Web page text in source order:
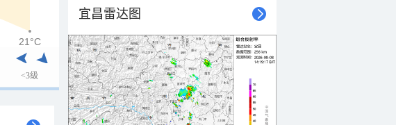
<3级
21°C
宜昌雷达图